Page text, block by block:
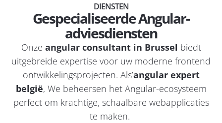
DIENSTEN
Gespecialiseerde Angular-
adviesdiensten
Onze angular consultant in Brussel biedt
uitgebreide expertise voor uw moderne frontend
ontwikkelingsprojecten. Als’angular expert
belgië, We beheersen het Angular-ecosysteem
perfect om krachtige, schaalbare webapplicaties
te maken.